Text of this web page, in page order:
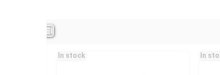
In stock In